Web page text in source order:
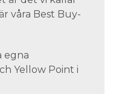
våra Best Buy-
egna
Yellow Point i